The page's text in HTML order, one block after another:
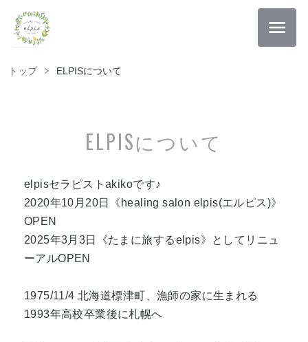
トップ ELPISについて
ELPISについて
elpisセラピストakikoです♪
2020年10月20日《healing salon elpis(エルピス)》
OPEN
2025年3月3日《たまに旅するelpis》としてリニュ
ーアルOPEN
1975/11/4 北海道標津町、漁師の家に生まれる
1993年高校卒業後に札幌へ